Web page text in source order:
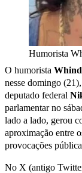
Humorista
O humorista
nesse domingo
deputado federal
parlamentar no
lado a lado, gerou
aproximação entre
provocações
No X (antigo